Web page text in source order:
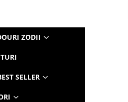
ZODII
SELLER